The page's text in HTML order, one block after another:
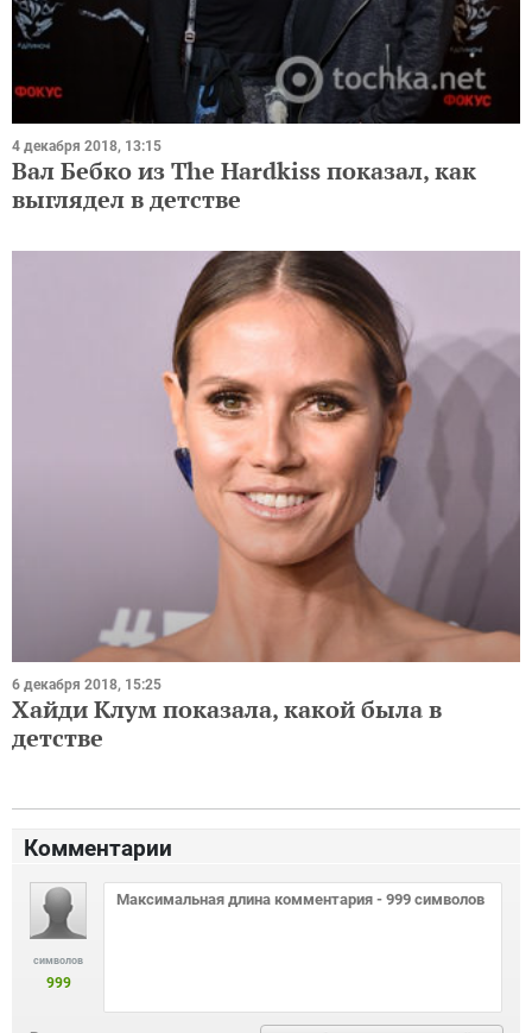
4 декабря 2018, 13:15
Вал Бебко из The Hardkiss показал, как
выглядел в детстве
6 декабря 2018, 15:25
Хайди Клум показала, какой была в
детстве
Комментарии
символов
999